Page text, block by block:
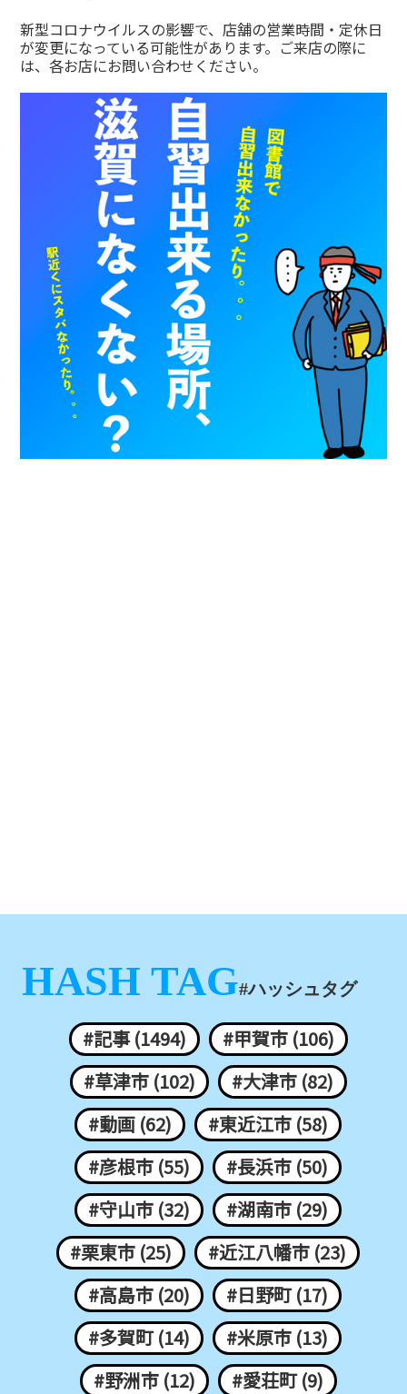
新型コロナウイルスの影響で、店舗の営業時間・定休日
が変更になっている可能性があります。ご来店の際に
は、各お店にお問い合わせください。
HASH TAG#ハッシュタグ
#記事 (1494)
#甲賀市 (106)
#草津市 (102)
#大津市 (82)
#動画 (62)
#東近江市 (58)
#彦根市 (55)
#長浜市 (50)
#守山市 (32)
#湖南市 (29)
#栗東市 (25)
#近江八幡市 (23)
#高島市 (20)
#日野町 (17)
#多賀町 (14)
#米原市 (13)
#野洲市 (12)
#愛荘町 (9)